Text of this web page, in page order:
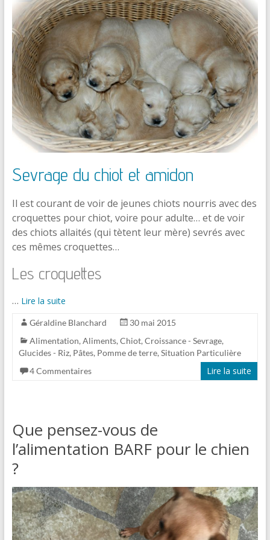
Sevrage du chiot et amidon
Il est courant de voir de jeunes chiots nourris avec des
croquettes pour chiot, voire pour adulte… et de voir
des chiots allaités (qui tètent leur mère) sevrés avec
ces mêmes croquettes…
Les croquettes
… Lire la suite
Géraldine Blanchard
30 mai 2015
Alimentation, Aliments, Chiot, Croissance - Sevrage,
Glucides - Riz, Pâtes, Pomme de terre, Situation Particulière
4 Commentaires
Lire la suite
Que pensez-vous de
l’alimentation BARF pour le chien
?